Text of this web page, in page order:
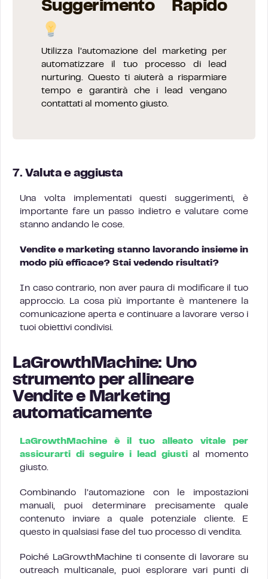
Suggerimento Rapido
Utilizza l’automazione del marketing per
automatizzare il tuo processo di lead
nurturing. Questo ti aiuterà a risparmiare
tempo e garantirà che i lead vengano
contattati al momento giusto.
7. Valuta e aggiusta
Una volta implementati questi suggerimenti, è
importante fare un passo indietro e valutare come
stanno andando le cose.
Vendite e marketing stanno lavorando insieme in
modo più efficace? Stai vedendo risultati?
In caso contrario, non aver paura di modificare il tuo
approccio. La cosa più importante è mantenere la
comunicazione aperta e continuare a lavorare verso i
tuoi obiettivi condivisi.
LaGrowthMachine: Uno
strumento per allineare
Vendite e Marketing
automaticamente
LaGrowthMachine è il tuo alleato vitale per
assicurarti di seguire i lead giustial momento
giusto.
Combinando l’automazione con le impostazioni
manuali, puoi determinare precisamente quale
contenuto inviare a quale potenziale cliente. E
questo in qualsiasi fase del tuo processo di vendita.
Poiché LaGrowthMachine ti consente di lavorare su
outreach multicanale, puoi esplorare vari punti di